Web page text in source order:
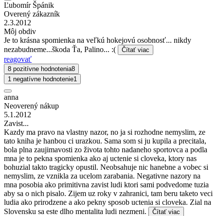
Ľubomír Špánik
Overený zákazník
2.3.2012
Môj obdiv
Je to krásna spomienka na veľkú hokejovú osobnosť... nikdy
nezabudneme...škoda Ťa, Palino... :(
Čítať viac
reagovať
8 pozitívne hodnotenia8
1 negatívne hodnotenie1
anna
Neoverený nákup
5.1.2012
Zavist...
Kazdy ma pravo na vlastny nazor, no ja si rozhodne nemyslim, ze
tato kniha je hanbou ci urazkou. Sama som si ju kupila a precitala,
bola plna zaujimavosti zo života tohto nadaneho sportovca a podla
mna je to pekna spomienka ako aj uctenie si cloveka, ktory nas
bohuzial takto tragicky opustil. Neobsahuje nic hanebne a vobec si
nemyslim, ze vznikla za ucelom zarabania. Negativne nazory na
mna posobia ako primitivna zavist ludi ktori sami podvedome tuzia
aby sa o nich pisalo. Zijem uz roky v zahranici, tam beru taketo veci
ludia ako prirodzene a ako pekny sposob uctenia si cloveka. Zial na
Slovensku sa este dlho mentalita ludi nezmeni.
Čítať viac